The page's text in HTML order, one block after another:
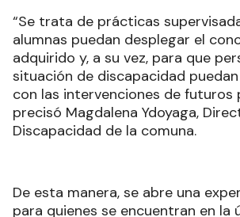
“Se trata de prácticas
alumnas puedan desplegar el
adquirido y, a su vez, para que
situación de discapacidad
con las intervenciones de futuros
precisó Magdalena Ydoyaga,
Discapacidad de la
De esta manera, se abre una
para quienes se encuentran en la